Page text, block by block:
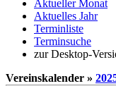
Aktueller Monat
Aktuelles Jahr
Terminliste
Terminsuche
zur Desktop-
Vereinskalender »